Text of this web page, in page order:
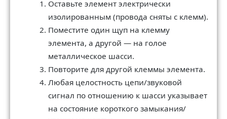
Оставьте элемент электрически
изолированным (провода сняты с клемм).
Поместите один щуп на клемму
элемента, а другой — на голое
металлическое шасси.
Повторите для другой клеммы элемента.
Любая целостность цепи/звуковой
сигнал по отношению к шасси указывает
на состояние короткого замыкания/